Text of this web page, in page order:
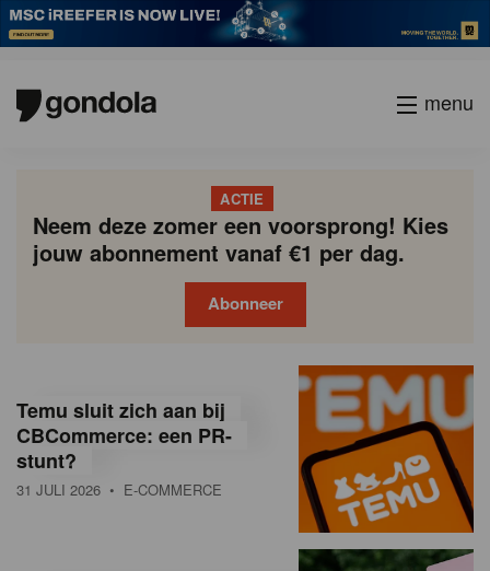
menu
ACTIE
Neem deze zomer een voorsprong! Kies
jouw abonnement vanaf €1 per dag.
Abonneer
o
n
d
Temu sluit zich aan bij
CBCommerce: een PR-
stunt?
31 JULI 2026 • E-COMMERCE